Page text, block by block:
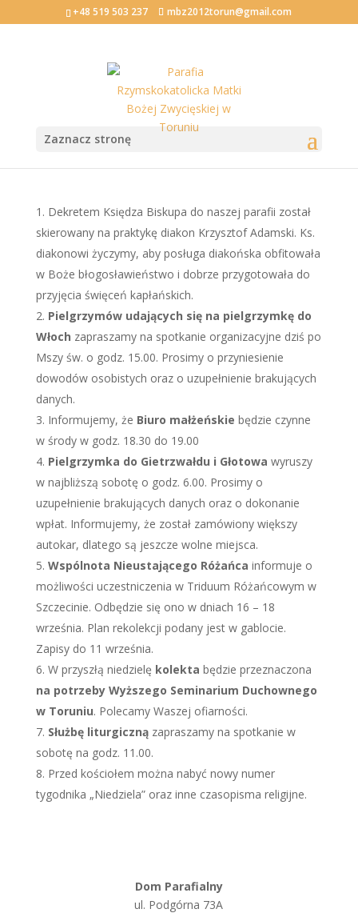
+48 519 503 237 mbz2012torun@gmail.com
Zaznacz stronę
XXIII Niedziela Zwykła
Dekretem Księdza Biskupa do naszej parafii został
skierowany na praktykę diakon Krzysztof Adamski. Ks.
diakonowi życzymy, aby posługa diakońska obfitowała
w Boże błogosławieństwo i dobrze przygotowała do
przyjęcia święceń kapłańskich.
Pielgrzymów udających się na pielgrzymkę do
Włoch zapraszamy na spotkanie organizacyjne dziś po
Mszy św. o godz. 15.00. Prosimy o przyniesienie
dowodów osobistych oraz o uzupełnienie brakujących
danych.
Informujemy, że Biuro małżeńskie będzie czynne
w środy w godz. 18.30 do 19.00
Pielgrzymka do Gietrzwałdu i Głotowa wyruszy
w najbliższą sobotę o godz. 6.00. Prosimy o
uzupełnienie brakujących danych oraz o dokonanie
wpłat. Informujemy, że został zamówiony większy
autokar, dlatego są jeszcze wolne miejsca.
Wspólnota Nieustającego Różańca informuje o
możliwości uczestniczenia w Triduum Różańcowym w
Szczecinie. Odbędzie się ono w dniach 16 – 18
września. Plan rekolekcji podany jest w gablocie.
Zapisy do 11 września.
W przyszłą niedzielę kolekta będzie przeznaczona
na potrzeby Wyższego Seminarium Duchownego
w Toruniu. Polecamy Waszej ofiarności.
Służbę liturgicznązapraszamy na spotkanie w
sobotę na godz. 11.00.
Przed kościołem można nabyć nowy numer
tygodnika „Niedziela” oraz inne czasopisma religijne.
Dom Parafialny
ul. Podgórna 73A